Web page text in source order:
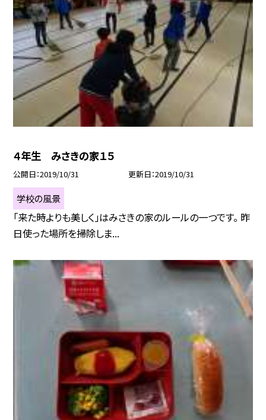
４年生 みさきの家１５
公開日 2019/10/31 更新日 2019/10/31
学校の風景
「来た時よりも美しく」はみさきの家のルールの一つです。 昨
日使った場所を掃除しま...